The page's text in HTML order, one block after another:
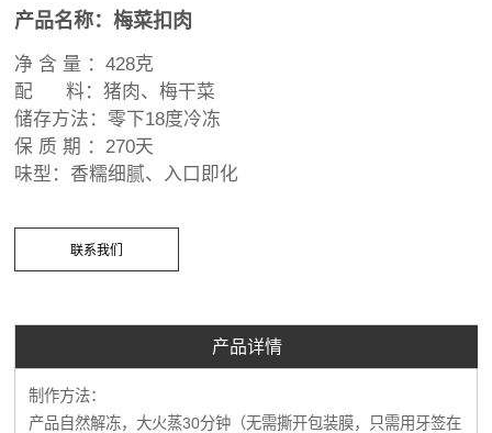
产品名称：梅菜扣肉
净 含 量 ：428克
配 料：猪肉、梅干菜
储存方法：零下18度冷冻
保 质 期 ：270天
味型：香糯细腻、入口即化
产品详情
制作方法：
产品自然解冻，大火蒸30分钟（无需撕开包装膜，只需用牙签在